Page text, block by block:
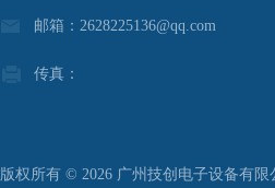
邮箱：2628225136@qq.com
传真：
版权所有 © 2026 广州技创电子设备有限